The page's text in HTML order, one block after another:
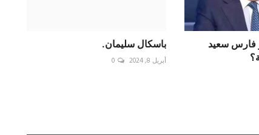
فارس سعيد
باسكال سليمان.
أبريل 8, 2024 0